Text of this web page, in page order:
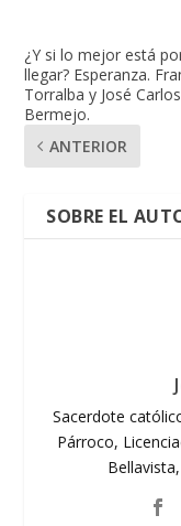
¿Y si lo mejor está
llegar? Esperanza.
Torralba y José Carlos
Bermejo.
ANTERIOR
SOBRE EL
Sacerdote
Párroco,